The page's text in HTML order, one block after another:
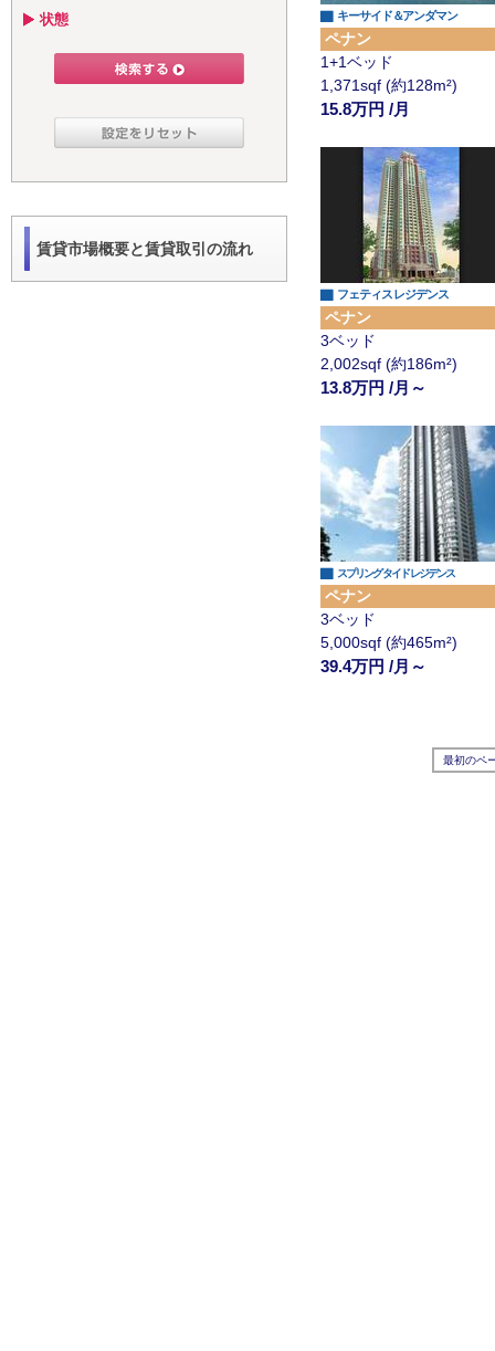
状態
賃貸市場概要と賃貸取引の流れ
▇ キーサイド＆アンダマン
ペナン
1+1ベッド
1,371sqf (約128m²)
15.8万円 /月
▇ フェティス レジデンス
ペナン
3ベッド
2,002sqf (約186m²)
13.8万円 /月～
▇ スプリング タイド レジデンス
ペナン
3ベッド
5,000sqf (約465m²)
39.4万円 /月～
最初のペ